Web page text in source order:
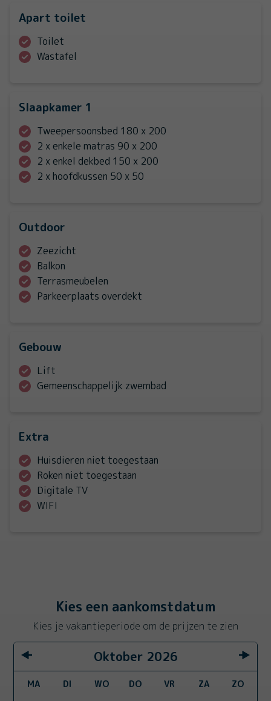
Apart toilet
Toilet
Wastafel
Slaapkamer 1
Tweepersoonsbed 180 x 200
2 x enkele matras 90 x 200
2 x enkel dekbed 150 x 200
2 x hoofdkussen 50 x 50
Outdoor
Zeezicht
Balkon
Terrasmeubelen
Parkeerplaats overdekt
Gebouw
Lift
Gemeenschappelijk zwembad
Extra
Huisdieren niet toegestaan
Roken niet toegestaan
Digitale TV
WIFI
Kies een aankomstdatum
Kies je vakantieperiode om de prijzen te zien
Oktober 2026
MA DI WO DO VR ZA ZO